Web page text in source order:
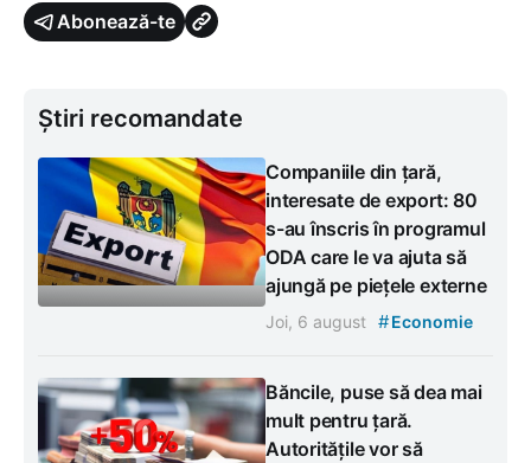
Abonează-te
Știri recomandate
Companiile din țară,
interesate de export: 80
s-au înscris în programul
ODA care le va ajuta să
ajungă pe piețele externe
Joi, 6 august #Economie
Băncile, puse să dea mai
mult pentru țară.
Autoritățile vor să